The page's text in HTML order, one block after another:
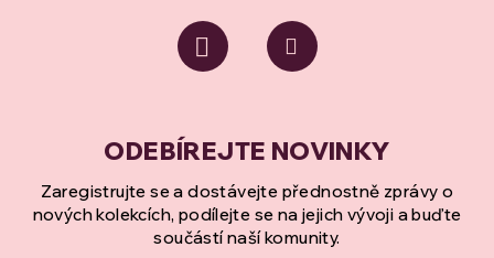
Zaregistrujte se a dostávejte přednostně zprávy o
nových kolekcích, podílejte se na jejich vývoji a buďte
součástí naší komunity.